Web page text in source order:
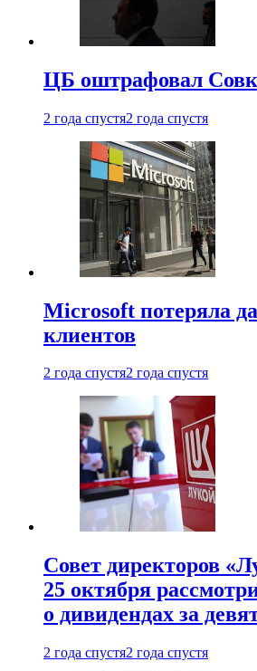
ЦБ оштрафовал
2 года спустя2 года спустя
Microsoft потеряла
клиентов
2 года спустя2 года спустя
Совет директоров
25 октября
о дивидендах за
2 года спустя2 года спустя